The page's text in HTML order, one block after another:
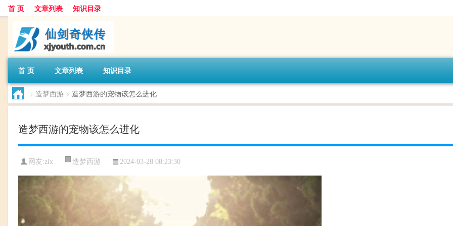
首 页 文章列表 知识目录
首 页 文章列表 知识目录
> 造梦西游 > 造梦西游的宠物该怎么进化
造梦西游的宠物该怎么进化
网友:zlx 造梦西游 2024-03-28 08:23:30